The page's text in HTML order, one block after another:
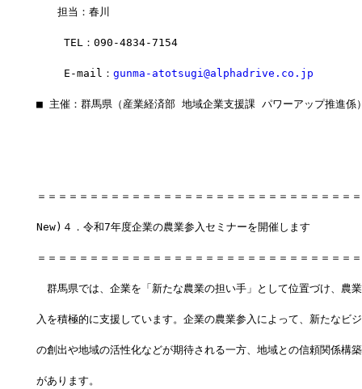
担当：春川
TEL：090-4834-7154
E-mail： gunma-atotsugi@alphadrive.co.jp
■ 主催：群馬県（産業経済部 地域企業支援課 パワーアップ推進係
＝＝＝＝＝＝＝＝＝＝＝＝＝＝＝＝＝＝＝＝＝＝＝＝＝＝＝＝＝＝
New)４．令和7年度企業の農業参入セミナーを開催します
＝＝＝＝＝＝＝＝＝＝＝＝＝＝＝＝＝＝＝＝＝＝＝＝＝＝＝＝＝＝
群馬県では、企業を「新たな農業の担い手」として位置づけ、農
入を積極的に支援しています。企業の農業参入によって、新たなビ
の創出や地域の活性化などが期待される一方、地域との信頼関係構
があります。